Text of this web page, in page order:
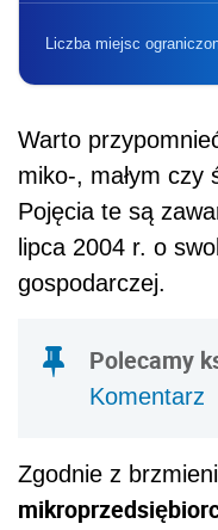
Liczba miejsc
Warto
miko-, małym czy
Pojęcia te są
lipca 2004 r. o
gospodarczej.
Polecamy
Komentarz
Zgodnie z